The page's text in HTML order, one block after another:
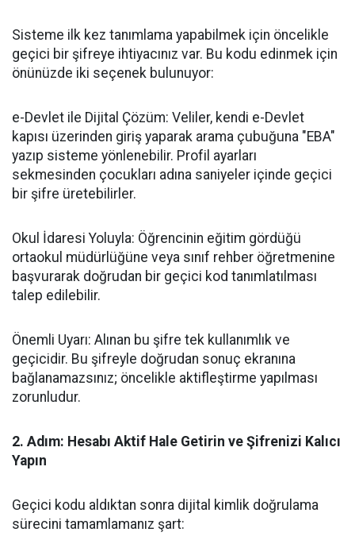
​Sisteme ilk kez tanımlama yapabilmek için öncelikle
geçici bir şifreye ihtiyacınız var. Bu kodu edinmek için
önünüzde iki seçenek bulunuyor:
​e-Devlet ile Dijital Çözüm: Veliler, kendi e-Devlet
kapısı üzerinden giriş yaparak arama çubuğuna "EBA"
yazıp sisteme yönlenebilir. Profil ayarları
sekmesinden çocukları adına saniyeler içinde geçici
bir şifre üretebilirler.
​Okul İdaresi Yoluyla: Öğrencinin eğitim gördüğü
ortaokul müdürlüğüne veya sınıf rehber öğretmenine
başvurarak doğrudan bir geçici kod tanımlatılması
talep edilebilir.
​Önemli Uyarı: Alınan bu şifre tek kullanımlık ve
geçicidir. Bu şifreyle doğrudan sonuç ekranına
bağlanamazsınız; öncelikle aktifleştirme yapılması
zorunludur.
​2. Adım: Hesabı Aktif Hale Getirin ve Şifrenizi Kalıcı
Yapın
​Geçici kodu aldıktan sonra dijital kimlik doğrulama
sürecini tamamlamanız şart: